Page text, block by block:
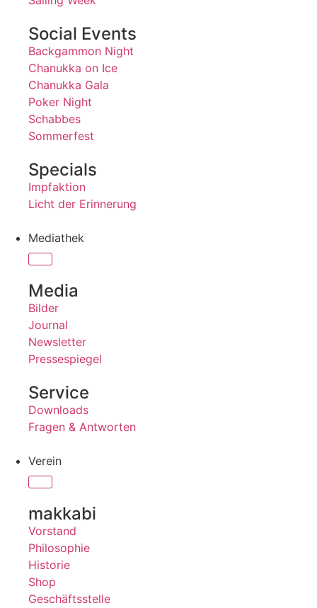
Social Events
Backgammon Night
Chanukka on Ice
Chanukka Gala
Poker Night
Schabbes
Sommerfest
Specials
Impfaktion
Licht der Erinnerung
Mediathek
Media
Bilder
Journal
Newsletter
Pressespiegel
Service
Downloads
Fragen & Antworten
Verein
makkabi
Vorstand
Philosophie
Historie
Shop
Geschäftsstelle